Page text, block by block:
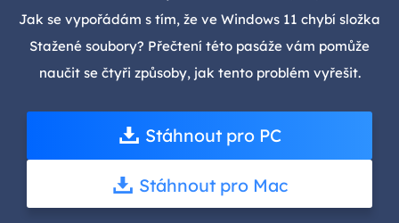
Jak se vypořádám s tím, že ve Windows 11 chybí složka
Stažené soubory? Přečtení této pasáže vám pomůže
naučit se čtyři způsoby, jak tento problém vyřešit.
Stáhnout pro PC
Stáhnout pro Mac